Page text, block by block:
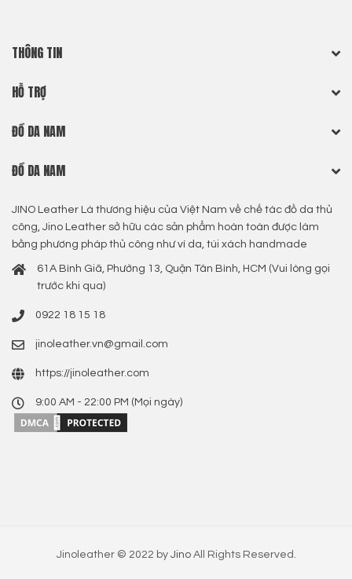
THÔNG TIN
HỖ TRỢ
ĐỒ DA NAM
ĐỒ DA NAM
JINO Leather Là thương hiệu của Việt Nam về chế tác đồ da thủ
công, Jino Leather sở hữu các sản phẩm hoàn toàn được làm
bằng phương pháp thủ công như ví da, túi xách handmade
61A Bình Giã, Phường 13, Quận Tân Bình, HCM (Vui lòng gọi
trước khi qua)
0922 18 15 18
jinoleather.vn@gmail.com
https://jinoleather.com
9:00 AM - 22:00 PM (Mọi ngày)
Jinoleather © 2022 by JinoAll Rights Reserved.